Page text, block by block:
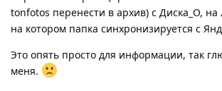
tonfotos перенести в архив) с Диска_О, на
на котором папка синхронизируется с
Это опять просто для информации, так
меня.